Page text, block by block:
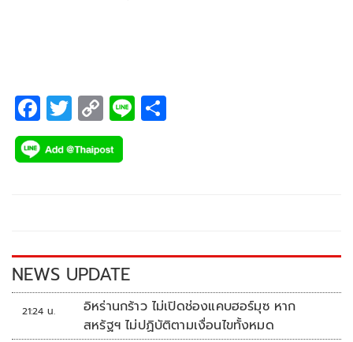
F
ac
e
k
T
wi
tt
C
o
p
k
Li
NEWS UPDATE
21:24 น.
อิหร่านกร้าว ไม่เปิดช่องแคบฮอร์มุซ หาก
สหรัฐฯ ไม่ปฏิบัติตามเงื่อนไขทั้งหมด